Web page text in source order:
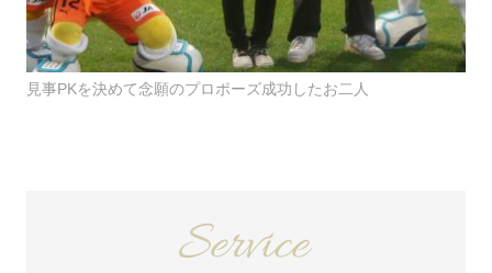
見事PKを決めて念願のプロポーズ成功したお二人